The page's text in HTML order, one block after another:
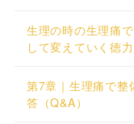
生理の時の生理痛
して変えていく徳
第7章｜生理痛で整
答（Q&A）